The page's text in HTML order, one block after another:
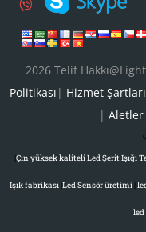
2026 Telif
Politikası | Hizmet Şartları
| Aletler
|Çin yüksek kaliteli Led Şerit Işığı
Işık fabrikası |Led Sensör üretimi |
led